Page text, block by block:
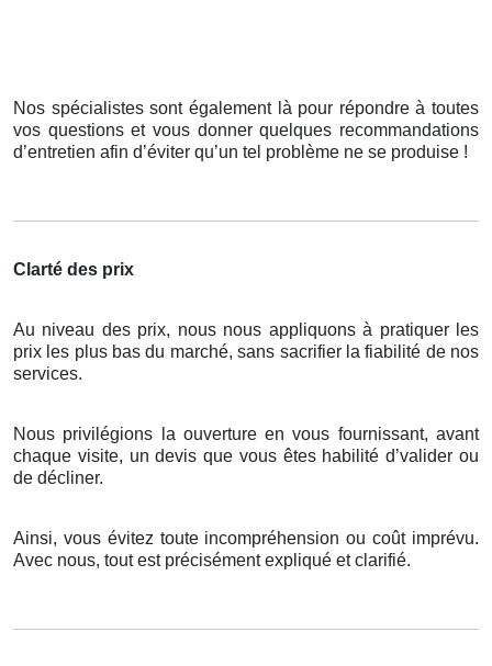
Nos spécialistes sont également là pour répondre à toutes
vos questions et vous donner quelques recommandations
d’entretien afin d’éviter qu’un tel problème ne se produise !
Clarté des prix
Au niveau des prix, nous nous appliquons à pratiquer les
prix les plus bas du marché, sans sacrifier la fiabilité de nos
services.
Nous privilégions la ouverture en vous fournissant, avant
chaque visite, un devis que vous êtes habilité d’valider ou
de décliner.
Ainsi, vous évitez toute incompréhension ou coût imprévu.
Avec nous, tout est précisément expliqué et clarifié.